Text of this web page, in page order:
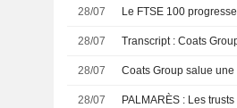
28/07 Le FTSE 100
28/07 Transcript : Coats
28/07 Coats Group salue
28/07
PALMARÈS : Les